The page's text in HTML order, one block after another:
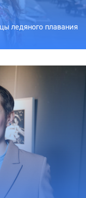
ледяного плавания